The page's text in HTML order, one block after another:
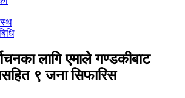
लागि एमाले गण्डकीबाट
९ जना सिफारिस